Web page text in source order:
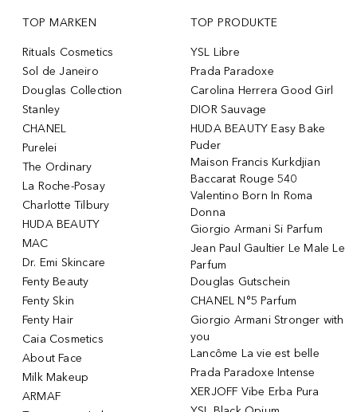
TOP MARKEN
Rituals Cosmetics
Sol de Janeiro
Douglas Collection
Stanley
CHANEL
Purelei
The Ordinary
La Roche-Posay
Charlotte Tilbury
HUDA BEAUTY
MAC
Dr. Emi Skincare
Fenty Beauty
Fenty Skin
Fenty Hair
Caia Cosmetics
About Face
Milk Makeup
ARMAF
TOP PRODUKTE
YSL Libre
Prada Paradoxe
Carolina Herrera Good Girl
DIOR Sauvage
HUDA BEAUTY Easy Bake
Puder
Maison Francis Kurkdjian
Baccarat Rouge 540
Valentino Born In Roma
Donna
Giorgio Armani Si Parfum
Jean Paul Gaultier Le Male Le
Parfum
Douglas Gutschein
CHANEL N°5 Parfum
Giorgio Armani Stronger with
you
Lancôme La vie est belle
Prada Paradoxe Intense
XERJOFF Vibe Erba Pura